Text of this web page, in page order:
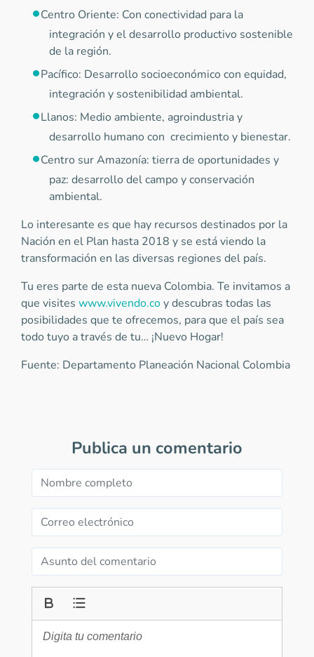
Centro Oriente: Con conectividad para la
integración y el desarrollo productivo sostenible
de la región.
Pacífico: Desarrollo socioeconómico con equidad,
integración y sostenibilidad ambiental.
Llanos: Medio ambiente, agroindustria y
desarrollo humano con crecimiento y bienestar.
Centro sur Amazonía: tierra de oportunidades y
paz: desarrollo del campo y conservación
ambiental.
Lo interesante es que hay recursos destinados por la
Nación en el Plan hasta 2018 y se está viendo la
transformación en las diversas regiones del país.
Tu eres parte de esta nueva Colombia. Te invitamos a
que visites www.vivendo.coy descubras todas las
posibilidades que te ofrecemos, para que el país sea
todo tuyo a través de tu… ¡Nuevo Hogar!
Fuente: Departamento Planeación Nacional Colombia
Publica un comentario